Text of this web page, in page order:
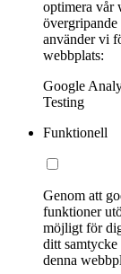
optimera vår
använder vi
webbplats:
Google
Testing
Funktionell
Genom att
funktioner
möjligt för
ditt
denna